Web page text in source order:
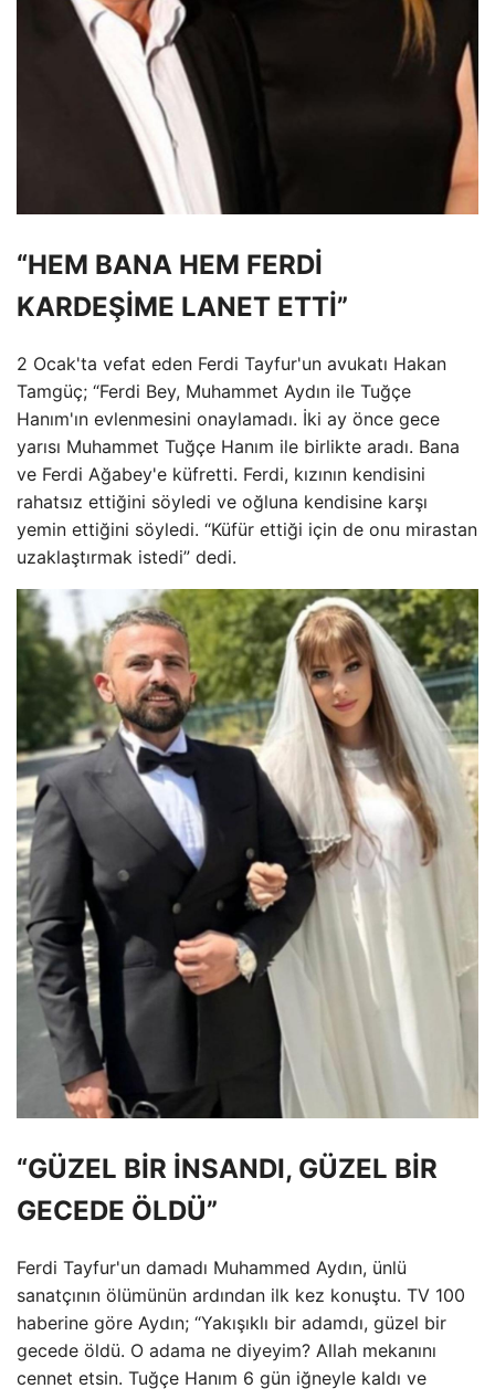
“HEM BANA HEM FERDİ
KARDEŞİME LANET ETTİ”
2 Ocak'ta vefat eden Ferdi Tayfur'un avukatı Hakan
Tamgüç; “Ferdi Bey, Muhammet Aydın ile Tuğçe
Hanım'ın evlenmesini onaylamadı. İki ay önce gece
yarısı Muhammet Tuğçe Hanım ile birlikte aradı. Bana
ve Ferdi Ağabey'e küfretti. Ferdi, kızının kendisini
rahatsız ettiğini söyledi ve oğluna kendisine karşı
yemin ettiğini söyledi. “Küfür ettiği için de onu mirastan
uzaklaştırmak istedi” dedi.
“GÜZEL BİR İNSANDI, GÜZEL BİR
GECEDE ÖLDÜ”
Ferdi Tayfur'un damadı Muhammed Aydın, ünlü
sanatçının ölümünün ardından ilk kez konuştu. TV 100
haberine göre Aydın; “Yakışıklı bir adamdı, güzel bir
gecede öldü. O adama ne diyeyim? Allah mekanını
cennet etsin. Tuğçe Hanım 6 gün iğneyle kaldı ve